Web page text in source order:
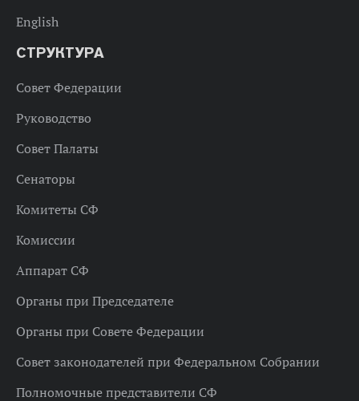
English
СТРУКТУРА
Совет Федерации
Руководство
Совет Палаты
Сенаторы
Комитеты СФ
Комиссии
Аппарат СФ
Органы при Председателе
Органы при Совете Федерации
Совет законодателей при Федеральном Собрании
Полномочные представители СФ